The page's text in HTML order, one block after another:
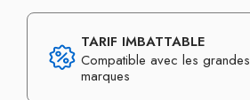
TARIF IMBATTABLE
Compatible avec les grandes
marques